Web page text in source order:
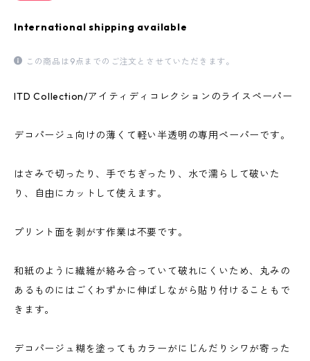
International shipping available
この商品は9点までのご注文とさせていただきます。
ITD Collection/アイティディコレクションのライスペーパー
デコパージュ向けの薄くて軽い半透明の専用ペーパーです。
はさみで切ったり、手でちぎったり、水で濡らして破いた
り、自由にカットして使えます。
プリント面を剥がす作業は不要です。
和紙のように繊維が絡み合っていて破れにくいため、丸みの
あるものにはごくわずかに伸ばしながら貼り付けることもで
きます。
デコパージュ糊を塗ってもカラーがにじんだりシワが寄った